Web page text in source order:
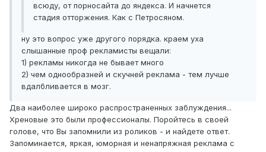
всюду, от порносайта до яндекса. И начнется
стадия отторжения. Как с Петросяном.
ну это вопрос уже другого порядка. краем уха
слышанные проф рекламисты вещали:
1) рекламы никогда не бывает много
2) чем однообразней и скучней реклама - тем лучше
вдалбливается в мозг.
Два наиболее широко распространенных заблуждения...
Хреновые это были профессионалы. Поройтесь в своей
голове, что Вы запомнили из роликов - и найдете ответ.
Запоминается, яркая, юморная и ненапряжная реклама с